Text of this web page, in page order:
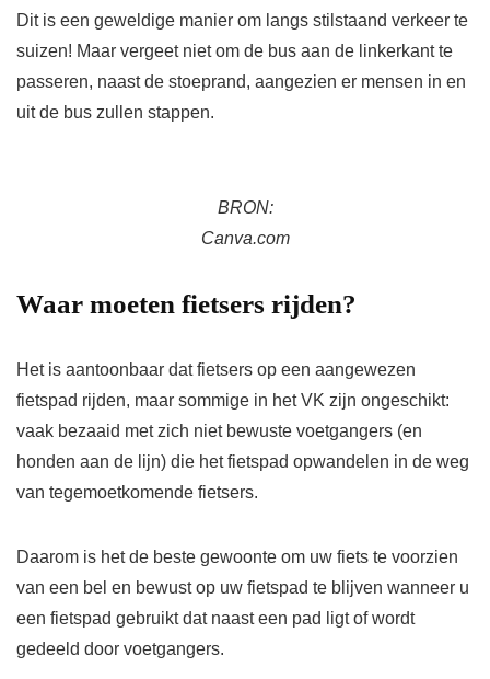
Dit is een geweldige manier om langs stilstaand verkeer te
suizen! Maar vergeet niet om de bus aan de linkerkant te
passeren, naast de stoeprand, aangezien er mensen in en
uit de bus zullen stappen.
BRON:
Canva.com
Waar moeten fietsers rijden?
Het is aantoonbaar dat fietsers op een aangewezen
fietspad rijden, maar sommige in het VK zijn ongeschikt:
vaak bezaaid met zich niet bewuste voetgangers (en
honden aan de lijn) die het fietspad opwandelen in de weg
van tegemoetkomende fietsers.
Daarom is het de beste gewoonte om uw fiets te voorzien
van een bel en bewust op uw fietspad te blijven wanneer u
een fietspad gebruikt dat naast een pad ligt of wordt
gedeeld door voetgangers.